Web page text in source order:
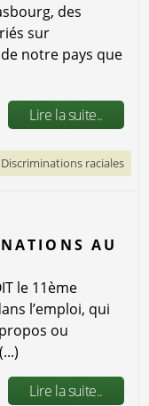
des
sur
notre pays que
Lire la suite..
Discriminations raciales
AU
le 11ème
l’emploi, qui
ou
Lire la suite..